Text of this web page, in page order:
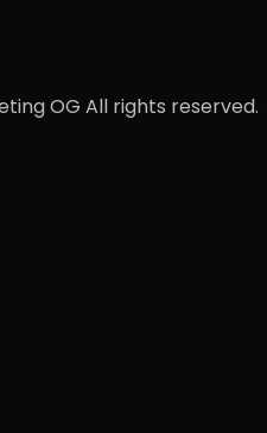
OG All rights reserved.